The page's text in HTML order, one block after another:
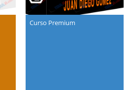
Curso Premium